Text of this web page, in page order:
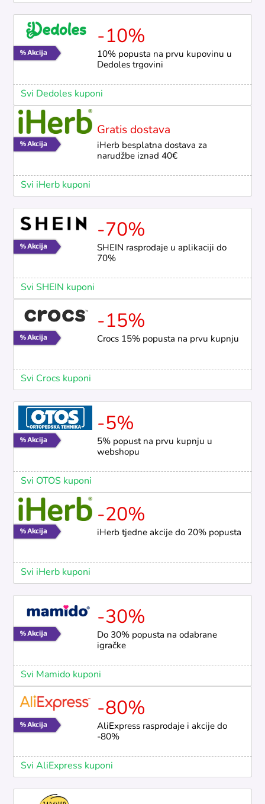
-10%
10% popusta na prvu kupovinu u
Dedoles trgovini
Svi Dedoles kuponi
Gratis dostava
iHerb besplatna dostava za
narudžbe iznad 40€
Svi iHerb kuponi
-70%
SHEIN rasprodaje u aplikaciji do
70%
Svi SHEIN kuponi
-15%
Crocs 15% popusta na prvu kupnju
Svi Crocs kuponi
-5%
5% popust na prvu kupnju u
webshopu
Svi OTOS kuponi
-20%
iHerb tjedne akcije do 20% popusta
Svi iHerb kuponi
-30%
Do 30% popusta na odabrane
igračke
Svi Mamido kuponi
-80%
AliExpress rasprodaje i akcije do
-80%
Svi AliExpress kuponi